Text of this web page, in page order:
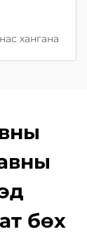
хангана
бөх